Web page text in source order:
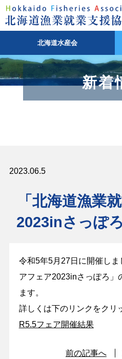
北海道水産会
新着
2023.06.5
「北海道漁業
2023inさっぽ
令和5年5月27日に開催しま
アフェア2023inさっぽろ」
ます。
詳しくは下のリンクをクリ
R5.5フェア開催結果
前の記事へ